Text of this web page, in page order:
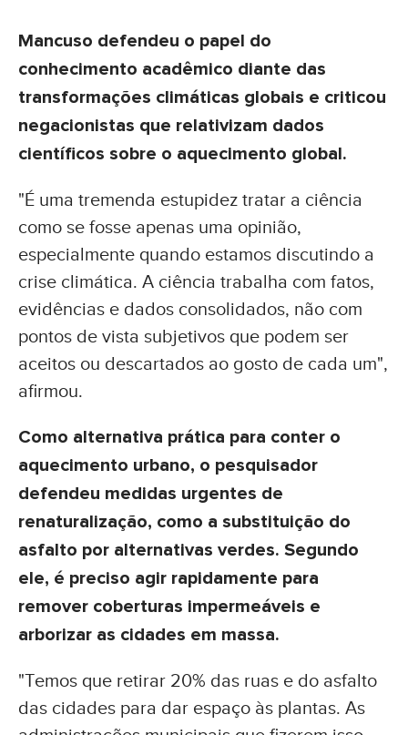
Mancuso defendeu o papel do
conhecimento acadêmico diante das
transformações climáticas globais e criticou
negacionistas que relativizam dados
científicos sobre o aquecimento global.
"É uma tremenda estupidez tratar a ciência
como se fosse apenas uma opinião,
especialmente quando estamos discutindo a
crise climática. A ciência trabalha com fatos,
evidências e dados consolidados, não com
pontos de vista subjetivos que podem ser
aceitos ou descartados ao gosto de cada um",
afirmou.
Como alternativa prática para conter o
aquecimento urbano, o pesquisador
defendeu medidas urgentes de
renaturalização, como a substituição do
asfalto por alternativas verdes. Segundo
ele, é preciso agir rapidamente para
remover coberturas impermeáveis e
arborizar as cidades em massa.
"Temos que retirar 20% das ruas e do asfalto
das cidades para dar espaço às plantas. As